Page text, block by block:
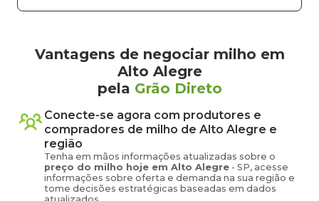
Vantagens de negociar milho em
Alto Alegre
pela Grão Direto
Conecte-se agora com produtores e
compradores de milho de Alto Alegre e
região
Tenha em mãos informações atualizadas sobre o
preço do milho hoje em Alto Alegre - SP, acesse
informações sobre oferta e demanda na sua região e
tome decisões estratégicas baseadas em dados